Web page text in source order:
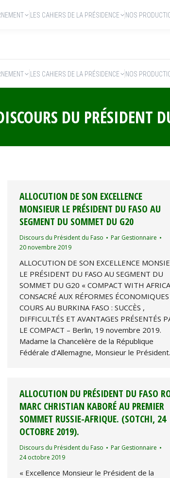
LES CAHIERS DE LA PRÉSIDENCE NOS
DU PRÉSIDENT
ALLOCUTION DE SON EXCELLENCE
MONSIEUR LE PRÉSIDENT DU FASO AU
SEGMENT DU SOMMET DU G20
Discours du Président du Faso Par Gestionnaire
20 novembre 2019
ALLOCUTION DE SON EXCELLENCE
LE PRÉSIDENT DU FASO AU SEGMENT DU
SOMMET DU G20 « COMPACT WITH
CONSACRÉ AUX RÉFORMES
COURS AU BURKINA FASO : SUCCÈS ,
DIFFICULTÉS ET AVANTAGES PRÉSENTÉS
LE COMPACT – Berlin, 19 novembre 2019.
Madame la Chancelière de la République
Fédérale d’Allemagne, Monsieur le
ALLOCUTION DU PRÉSIDENT DU FASO
MARC CHRISTIAN KABORÉ AU PREMIER
SOMMET RUSSIE-AFRIQUE. (SOTCHI, 24
OCTOBRE 2019).
Discours du Président du Faso Par Gestionnaire
24 octobre 2019
« Excellence Monsieur le Président de la
LES CAHIERS DE LA PRÉSIDENCE NOS